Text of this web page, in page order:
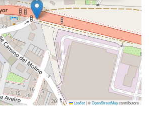
Leaflet|©OpenStreetMapcontributors